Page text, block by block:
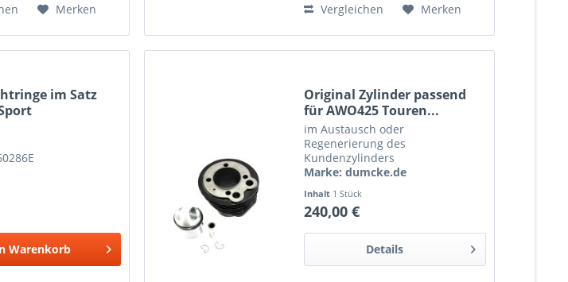
Merken Vergleichen Merken
im Satz
Warenkorb
Original Zylinder passend
für AWO425 Touren...
im Austausch oder
Regenerierung des
Kundenzylinders
Marke: dumcke.de
Inhalt 1 Stück
240,00 €
Details